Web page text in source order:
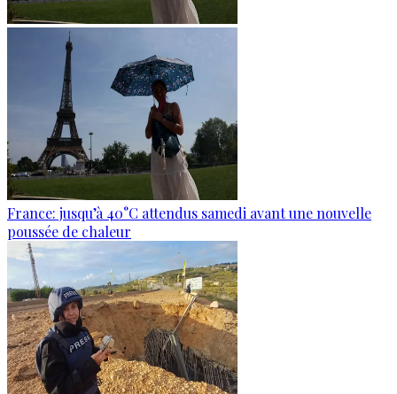
France: jusqu’à 40°C attendus samedi avant une nouvelle
poussée de chaleur